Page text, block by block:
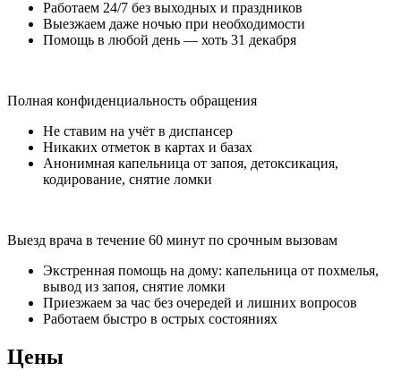
Работаем 24/7 без выходных и праздников
Выезжаем даже ночью при необходимости
Помощь в любой день — хоть 31 декабря
Полная конфиденциальность обращения
Не ставим на учёт в диспансер
Никаких отметок в картах и базах
Анонимная капельница от запоя, детоксикация,
кодирование, снятие ломки
Выезд врача в течение 60 минут по срочным вызовам
Экстренная помощь на дому: капельница от похмелья,
вывод из запоя, снятие ломки
Приезжаем за час без очередей и лишних вопросов
Работаем быстро в острых состояниях
Цены